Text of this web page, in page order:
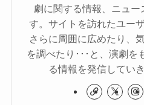
劇に関する情報、ニュ
す。サイトを訪れたユー
さらに周囲に広めたり、
を調べたり･･･と、演劇を
る情報を発信してい